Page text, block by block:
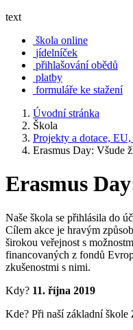
text
škola online
jídelníček
přihlašování obědů
platby
formuláře ke stažení
Úvodní stránka
Škola
Projekty a dotace, EU,
Erasmus Day: Všude
Erasmus
Naše škola se přihlásila do
Cílem akce je hravým
širokou veřejnost s
financovaných z fondů
zkušenostmi s nimi.
Kdy? 11. října 2019
Kde? Při naší základní škole